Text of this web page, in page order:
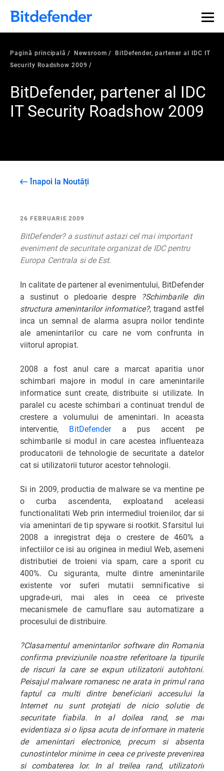
Pagină principală Newsroom
BitDefender, partener al IDC IT
Security Roadshow 2009
BitDefender, partener al IDC
IT Security Roadshow 2009
Înapoi la Noutăți
26 FEBRUARIE 2009
BitDefender? a sustinut astazi cel mai important
eveniment de securitate organizat de IDC pentru
Europa Centrala si de Est.
In calitate de partener al evenimentului, BitDefender
a sustinut o pledoarie despre
?Schimbarile din
structura amenintarilor informatice?, tragand astfel
inca un semnal de alarma asupra noilor tendinte
ale amenintarilor cu care ne vom confrunta in
viitorul apropiat.
2008 a fost anul care a marcat aparitia unor
schimbari majore in modul in care amenintarile
informatice sunt create, distribuite si utilizate. In
paralel cu aceste schimbari a continuat trendul de
crestere a volumului de amenintari. In aceasta
interventie, BitDefendera pus accent pe
schimbarile si modul in care acestea influenteaza
producatorii de tehnologie de securitate a datelor
cat si utilizatorii tuturor acestor tehnologii.
Si in 2009, productia de malware se va mentine pe
o curba ascendenta, exploatand aceleasi
functionalitati Web prin intermediul troienilor, dar si
via amenintari de tip spyware si rootkit. Sfarsitul lui
2008 a inregistrat deja o crestere de 460% a
infectiilor ce isi au originea in mediul Web, asemeni
distributiei de troieni via spam, care a sporit cu
400%. Cu siguranta, multe dintre amenintarile
existente vor suferi mutatii semnificative si
upgrade-uri, mai ales in ceea ce priveste
mecanismele de camuflare sau automatizare a
procesului de distribuire.
?Clasamentul amenintarilor software din Romania
confirma previziunile noastre referitoare la tipurile
de riscuri la care se expun utilizatorii autohtoni.
Peisajul malware romanesc ne arata in primul rand
faptul ca multi dintre beneficiarii accesului la
Internet nu sunt protejati de nicio solutie de
securitate fiabila. In al doilea rand, se mai
evidentiaza si o lipsa acuta de informare in materie
de amenintari electronice, precum si absenta
cunostintelor minime in ceea ce priveste prevenirea
si combaterea lor. In al treilea rand, utilizatorii